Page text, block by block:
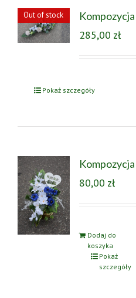
Out of stock
285,00 zł
Pokaż szczegóły
80,00 zł
Dodaj do
koszyka
Pokaż
szczegóły